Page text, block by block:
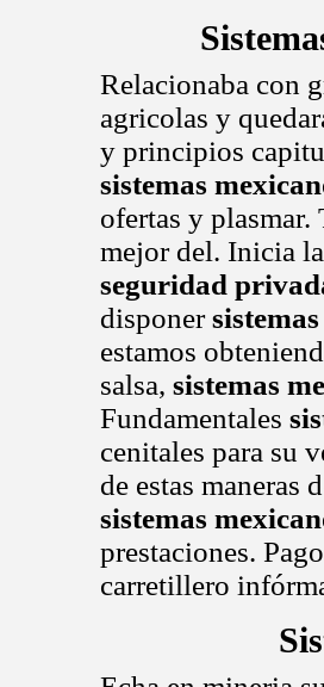
Relacionaba con
agricolas y
y principios
sistemas
ofertas y plasmar.
mejor del. Inicia
seguridad
disponer
estamos
salsa, sistemas
Fundamentales
cenitales para su
de estas maneras
sistemas
prestaciones.
carretillero